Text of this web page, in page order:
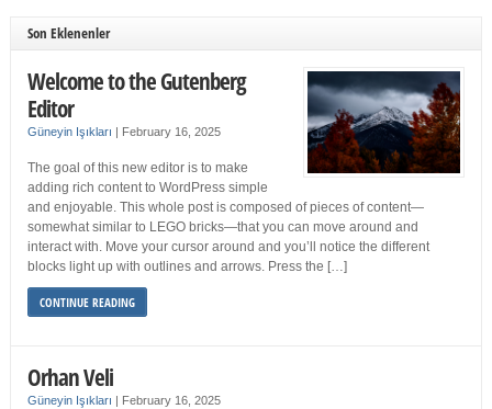
Son Eklenenler
Welcome to the Gutenberg
Editor
Güneyin Işıkları | February 16, 2025
The goal of this new editor is to make
adding rich content to WordPress simple
and enjoyable. This whole post is composed of pieces of content—
somewhat similar to LEGO bricks—that you can move around and
interact with. Move your cursor around and you’ll notice the different
blocks light up with outlines and arrows. Press the […]
CONTINUE READING
Orhan Veli
Güneyin Işıkları | February 16, 2025